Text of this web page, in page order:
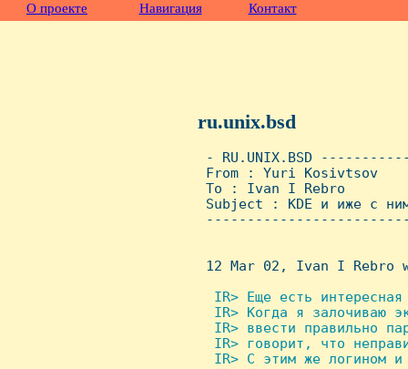
О проекте Навигация Контакт
ru.unix.bsd
- RU.UNIX.BSD
From : Yuri Kosivtsov
To : Ivan I Rebro
Subject : KDE и иже с
12 Mar 02, Ivan I Rebro
IR> Еще есть
IR> Когда я залочиваю
IR> ввести правильно
IR> говорит, что
IR> С этим же логином